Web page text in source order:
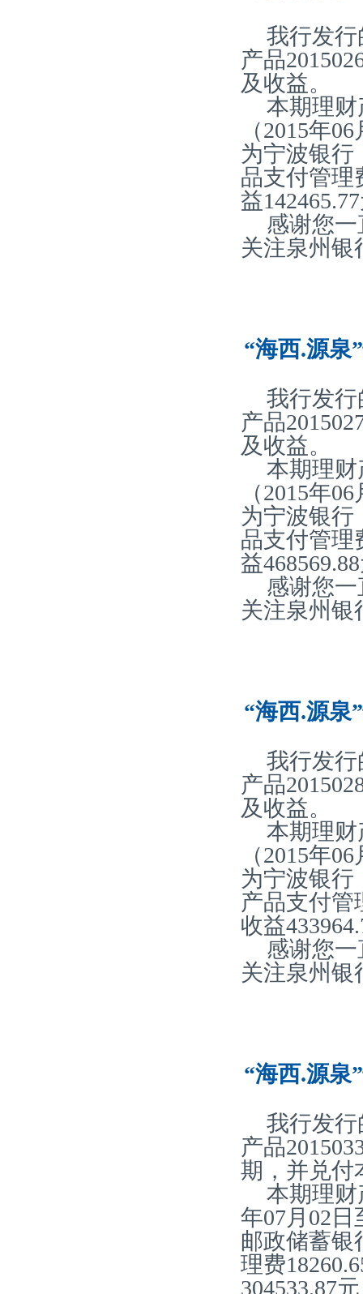
我行发行
产品
及收益。
本期理财
（2015年
为宁波银行
品支付管理
益
感谢您
关注泉州银
“海西.源泉
我行发行
产品
及收益。
本期理财
（2015年
为宁波银行
品支付管理
益
感谢您
关注泉州银
“海西.源泉
我行发行
产品
及收益。
本期理财
（2015年
为宁波银行
产品支付管
收益
感谢您
关注泉州银
“海西.源泉
我行发行
产品
期，并兑付
本期理财
年07月02
邮政储蓄银
理费
304533.87